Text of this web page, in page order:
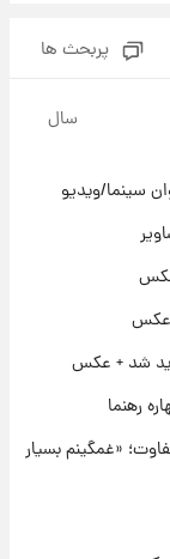
و زمان تحویل |
رسما تمام شد +
ها با رامین!
از حردانی به
اواخر دهه
پربحث ها
سال
سینما/ویدیو
عکس
عکس
رهنما
«غمگینم بسیار